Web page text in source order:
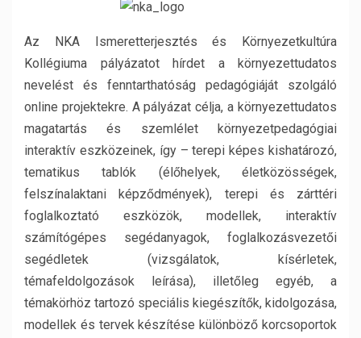
Az NKA Ismeretterjesztés és Környezetkultúra
Kollégiuma pályázatot hírdet a környezettudatos
nevelést és fenntarthatóság pedagógiáját szolgáló
online projektekre. A pályázat célja, a környezettudatos
magatartás és szemlélet környezetpedagógiai
interaktív eszközeinek, így – terepi képes kishatározó,
tematikus tablók (élőhelyek, életközösségek,
felszínalaktani képződmények), terepi és zárttéri
foglalkoztató eszközök, modellek, interaktív
számítógépes segédanyagok, foglalkozásvezetői
segédletek (vizsgálatok, kísérletek,
témafeldolgozások leírása), illetőleg egyéb, a
témakörhöz tartozó speciális kiegészítők, kidolgozása,
modellek és tervek készítése különböző korcsoportok